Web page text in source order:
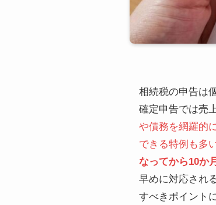
相続税の申告は
確定申告では売
や債務を網羅的
できる特例も多
なってから10か
早めに対応され
すべきポイント